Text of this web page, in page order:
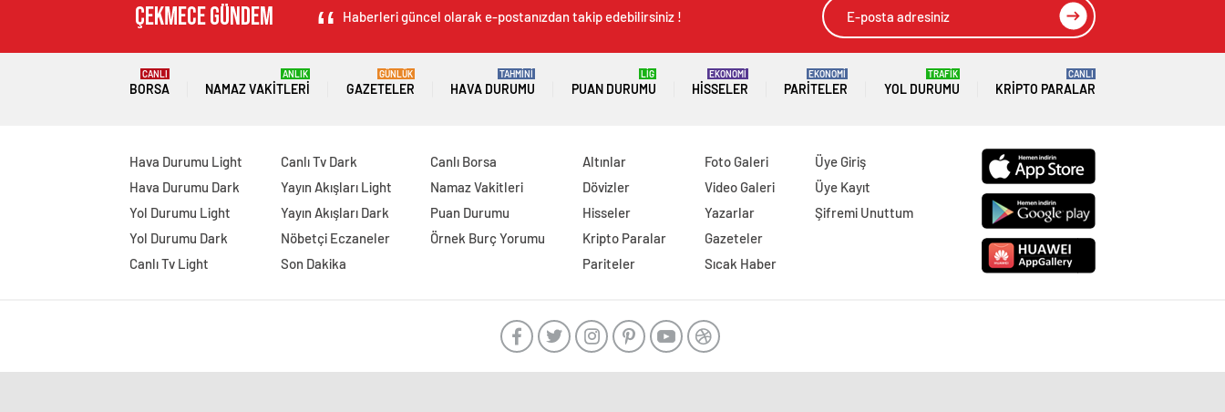
Haberleri güncel olarak e-postanızdan takip edebilirsiniz !
BORSA
CANLI
NAMAZ VAKITLERI
ANLIK
GAZETELER
GÜNLÜK
HAVA DURUMU
TAHMİNİ
PUAN DURUMU
LİG
HISSELER
EKONOMİ
PARITELER
EKONOMİ
YOL DURUMU
TRAFİK
KRIPTO PARALAR
CANLI
Hava Durumu Light
Hava Durumu Dark
Yol Durumu Light
Yol Durumu Dark
Canlı Tv Light
Canlı Tv Dark
Yayın Akışları Light
Yayın Akışları Dark
Nöbetçi Eczaneler
Son Dakika
Canlı Borsa
Namaz Vakitleri
Puan Durumu
Örnek Burç Yorumu
Altınlar
Dövizler
Hisseler
Kripto Paralar
Pariteler
Foto Galeri
Video Galeri
Yazarlar
Gazeteler
Sıcak Haber
Üye Giriş
Üye Kayıt
Şifremi Unuttum